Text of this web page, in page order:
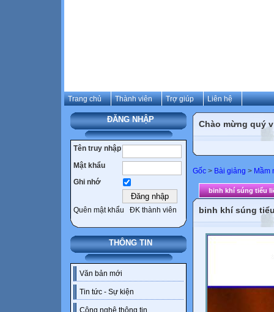
Trang chủ Thành viên Trợ giúp Liên hệ
ĐĂNG NHẬP
Tên truy nhập
Mật khẩu
Ghi nhớ
Quên mật khẩu ĐK thành viên
THÔNG TIN
Văn bản mới
Tin tức - Sự kiện
Công nghệ thông tin
Chào mừng quý
Gốc > Bài giảng > Mầm
binh khí súng tiểu
binh khí súng